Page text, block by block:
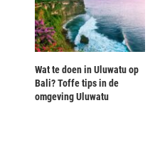
Wat te doen in Uluwatu op
Bali? Toffe tips in de
omgeving Uluwatu